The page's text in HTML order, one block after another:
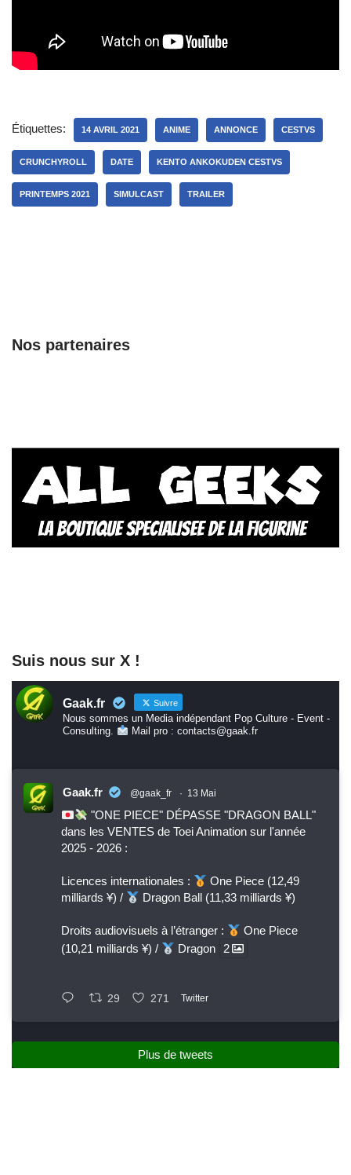
Étiquettes: 14 AVRIL 2021 ANIME ANNONCE CESTVS
CRUNCHYROLL DATE KENTO ANKOKUDEN CESTVS
PRINTEMPS 2021 SIMULCAST TRAILER
Nos partenaires
Suis nous sur X !
Gaak.fr Suivre
Nous sommes un Media indépendant Pop Culture - Event -
Consulting.
Mail pro : contacts@gaak.fr
Gaak.fr @gaak_fr · 13 Mai
"ONE PIECE" DÉPASSE "DRAGON BALL"
dans les VENTES de Toei Animation sur l'année
2025 - 2026 :
Licences internationales :
One Piece (12,49
milliards ¥) /
Dragon Ball (11,33 milliards ¥)
Droits audiovisuels à l’étranger :
One Piece
(10,21 milliards ¥) /
Dragon 2
29 271 Twitter
Plus de tweets